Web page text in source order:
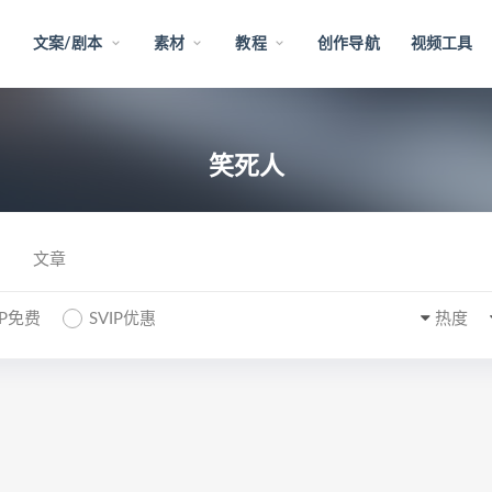
文案/剧本 素材 教程 创作导航 视频工具
笑死人
文章
免费 SVIP优惠 热度